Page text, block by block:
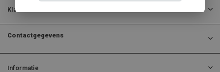
Klantenservice
Contactgegevens
Informatie